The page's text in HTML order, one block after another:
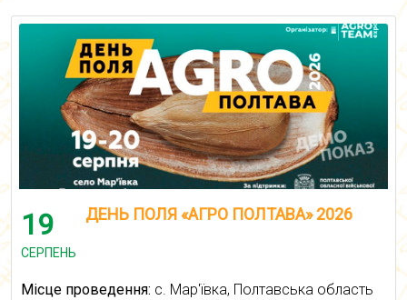
19
СЕРПЕНЬ
ДЕНЬ ПОЛЯ «АГРО ПОЛТАВА» 2026
Місце проведення: с. Мар'ївка, Полтавська область